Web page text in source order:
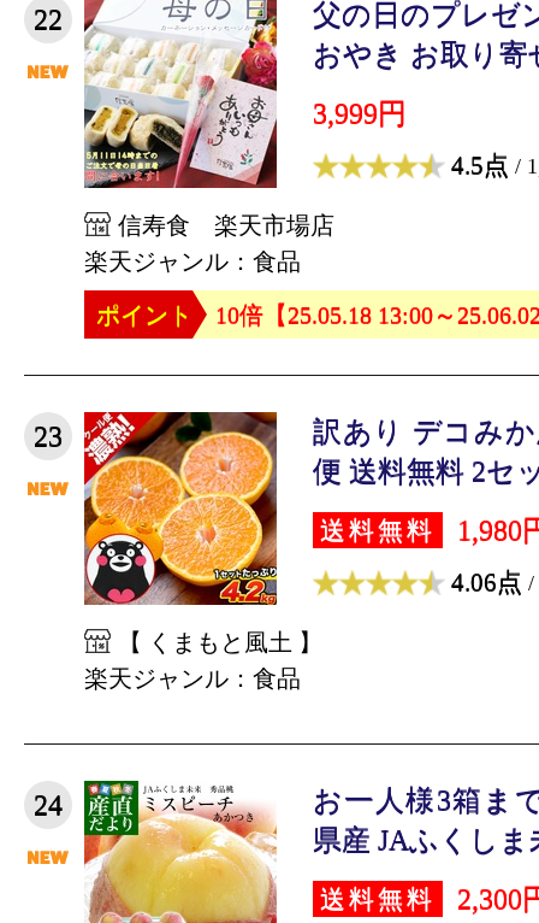
22
父の日のプレゼ
おやき お取り寄
3,999円
4.5点 /
信寿食 楽天市場店
楽天ジャンル：食品
ポイント
10倍【25.05.18 13:00～
23
訳あり デコみ
便 送料無料 2セ
送料無料 1,980
4.06点 /
【 くまもと風土 】
楽天ジャンル：食品
24
お一人様3箱ま
県産 JAふくしま
送料無料 2,300